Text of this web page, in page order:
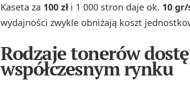
Kaseta za 100 złi 1 000 stron daje ok. 10
wydajności zwykle obniżają koszt
Rodzaje tonerów
współczesnym rynku